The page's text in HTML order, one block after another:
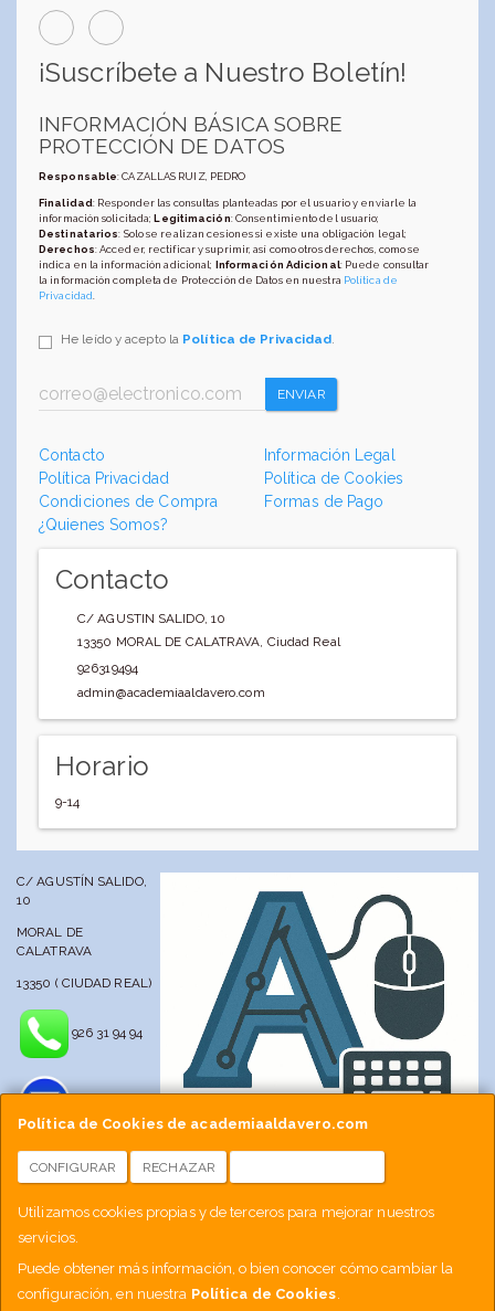
Política de Cookies de academiaaldavero.com
CONFIGURAR RECHAZAR
Utilizamos cookies propias y de terceros para mejorar nuestros
servicios.
Puede obtener más información, o bien conocer cómo cambiar la
configuración, en nuestra Política de Cookies.
¡Suscríbete a Nuestro Boletín!
INFORMACIÓN BÁSICA SOBRE
PROTECCIÓN DE DATOS
Responsable: CAZALLAS RUIZ, PEDRO
Finalidad: Responder las consultas planteadas por el usuario y enviarle la
información solicitada;Legitimación: Consentimiento del usuario;
Destinatarios: Solo se realizan cesiones si existe una obligación legal;
Derechos: Acceder, rectificar y suprimir, así como otros derechos, como se
indica en la información adicional; Información Adicional: Puede consultar
la información completa de Protección de Datos en nuestra Política de
Privacidad
He leído y acepto la Política de Privacidad.
ENVIAR
Contacto
Información Legal
Política Privacidad
Política de Cookies
Condiciones de Compra
Formas de Pago
¿Quienes Somos?
Contacto
C/ AGUSTIN SALIDO, 10
13350 MORAL DE CALATRAVA, Ciudad Real
926319494
admin@academiaaldavero.com
Horario
9-14
C/ AGUSTÍN SALIDO,
10
MORAL DE
CALATRAVA
13350 ( CIUDAD REAL)
926 31 94 94